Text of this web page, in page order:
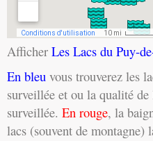
Afficher Les Lacs du Puy-
En bleu vous trouverez les
surveillée et ou la qualité de
surveillée. En rouge, la
lacs (souvent de montagne)